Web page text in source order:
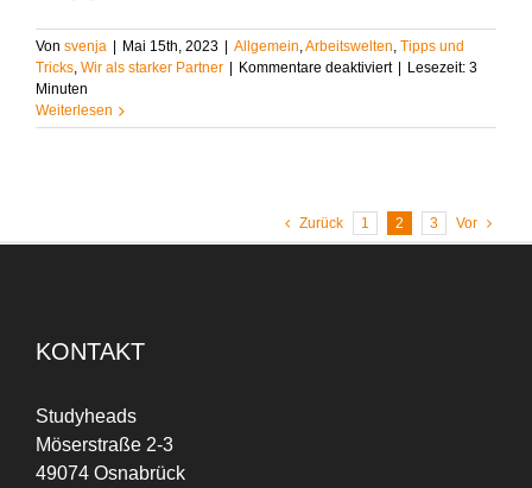
Von svenja | Mai 15th, 2023 | Allgemein Arbeitswelten Tipps und
Tricks Wir als starker Partner | Kommentare deaktiviertfür
verdienen
während
des
| Lesezeit: 3
Minuten
Weiterlesen
Zurück 1 2 3 Vor
KONTAKT
Studyheads
Möserstraße 2-3
49074 Osnabrück